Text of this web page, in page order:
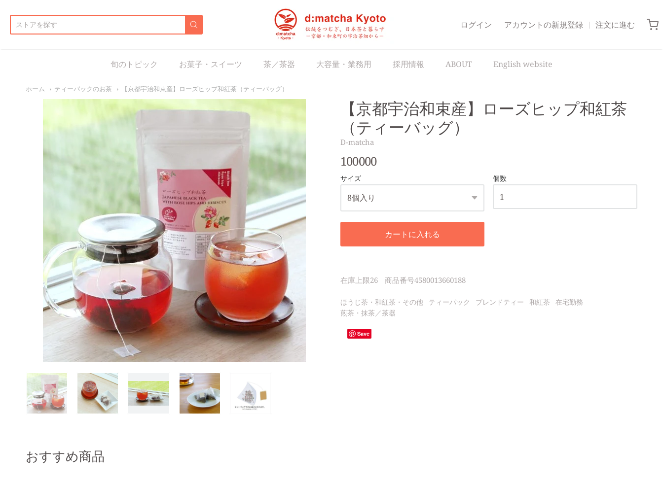
d:matcha Japan ログイン アカウントの新規登録 注文に進む
旬のトピック お菓子・スイーツ 茶／茶器 大容量・業務用 採用情報 ABOUT English website
ホーム ティーパックのお茶 【京都宇治和束産】ローズヒップ和紅茶（ティーバッグ）
【京都宇治和束産】ローズヒップ和紅茶
（ティーバッグ）
D-matcha
100000
サイズ 個数
カートに入れる
在庫上限26 商品番号4580013660188
ほうじ茶・和紅茶・その他 ティーパック ブレンドティー 和紅茶 在宅勤務
煎茶・抹茶／茶器
Save
おすすめ商品